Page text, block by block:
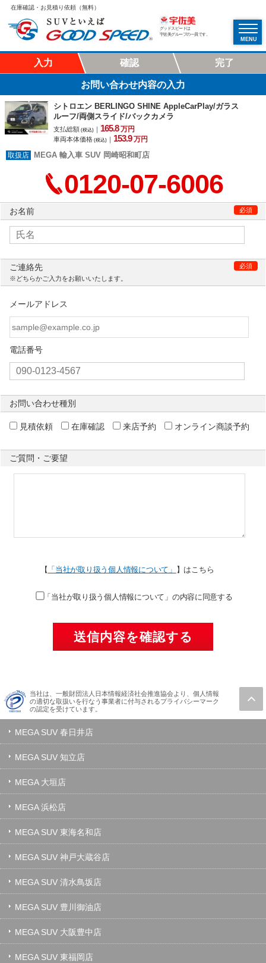
在庫確認・お見積り依頼（無料）
グッドスピードは
宇佐美グループの一員です。
MENU
入力 確認 完了
お問い合わせ内容の入力
シトロエン BERLINGO SHINE AppleCarPlay/ガラス
ルーフ/両側スライド/バックカメラ
支払総額 (税込) 165.8 万円
車両本体価格 (税込) 153.9 万円
MEGA 輸入車 SUV 岡崎昭和町店
0120-07-6006
お名前 必須
ご連絡先
必須
※どちらかご入力をお願いいたします。
メールアドレス
電話番号
お問い合わせ種別
見積依頼 在庫確認 来店予約 オンライン商談予約
ご質問・ご要望
【 「当社が取り扱う個人情報について」 】はこちら
「当社が取り扱う個人情報について」の内容に同意する
当社は、一般財団法人日本情報経済社会推進協会より、個人情報
の適切な取扱いを行なう事業者に付与されるプライバシーマーク
の認定を受けています。
MEGA SUV 春日井店
MEGA SUV 知立店
MEGA 大垣店
MEGA 浜松店
MEGA SUV 東海名和店
MEGA SUV 神戸大蔵谷店
MEGA SUV 清水鳥坂店
MEGA SUV 豊川御油店
MEGA SUV 大阪豊中店
MEGA SUV 東福岡店